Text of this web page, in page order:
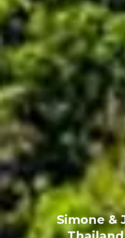
Simone &